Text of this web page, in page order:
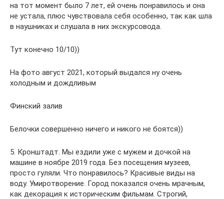
на тот момент было 7 лет, ей очень понравилось и она
не устала, плюс чувствовала себя особенно, так как шла
в наушниках и слушала в них экскурсовода.
Тут конечно 10/10))
На фото август 2021, который выдался ну очень
холодным и дождливым
Финский залив
Белочки совершенно ничего и никого не боятся))
5. Кронштадт. Мы ездили уже с мужем и дочкой на
машине в ноябре 2019 года. Без посещения музеев,
просто гуляли. Что понравилось? Красивые виды на
воду. Умиротворение. Город показался очень мрачным,
как декорация к историческим фильмам. Строгий,